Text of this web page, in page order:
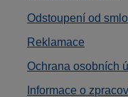
Odstoupení od
Reklamace
Ochrana osobních
Informace o